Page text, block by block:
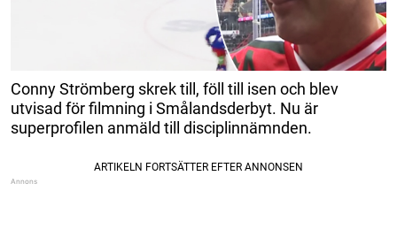
Conny Strömberg skrek till, föll till isen och blev
utvisad för filmning i Smålandsderbyt. Nu är
superprofilen anmäld till disciplinnämnden.